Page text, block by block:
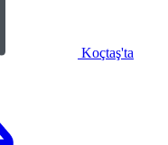
Koçtaş'ta